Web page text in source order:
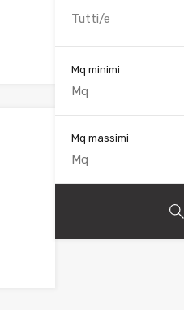
Tutti/e
Mq minimi
Mq massimi